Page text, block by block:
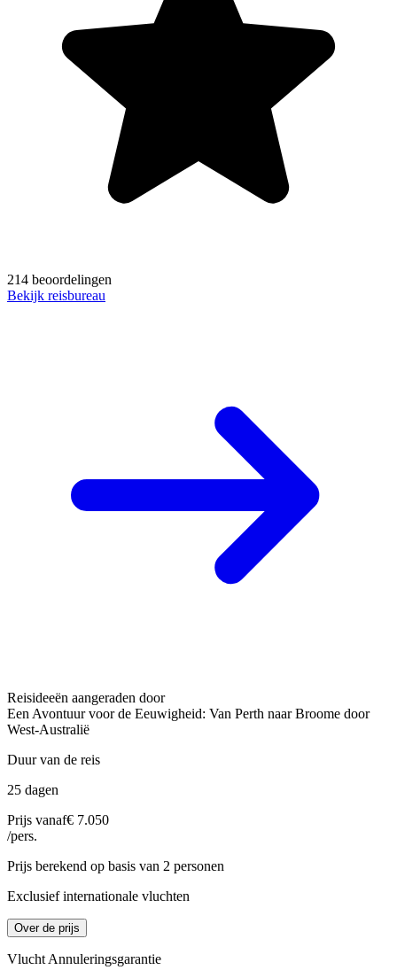
214 beoordelingen
Bekijk reisbureau
Reisideeën aangeraden door
Een Avontuur voor de Eeuwigheid: Van Perth naar Broome door
West-Australië
Duur van de reis
25 dagen
Prijs vanaf€ 7.050
/pers.
Prijs berekend op basis van 2 personen
Exclusief internationale vluchten
Over de prijs
Vlucht Annuleringsgarantie